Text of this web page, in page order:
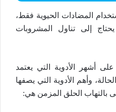
المضادات الحيوية فقط،
إلى تناول المشروبات
أشهر الأدوية التي يعتمد
وأهم الأدوية التي يصفها
بالتهاب الحلق المزمن هي: